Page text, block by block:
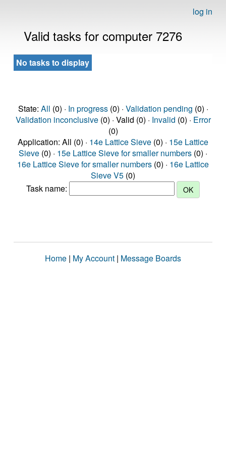
log in
Valid tasks for computer 7276
No tasks to display
State: All (0) · In progress(0) · Validation pending (0) ·
Validation inconclusive(0) · Valid (0) · Invalid (0) · Error
(0)
Application: All (0) · 14e Lattice Sieve (0) · 15e Lattice
Sieve (0) · 15e Lattice Sieve for smaller numbers (0) ·
16e Lattice Sieve for smaller numbers (0) · 16e Lattice
Sieve V5 (0)
Task name:
Home | My Account | Message Boards